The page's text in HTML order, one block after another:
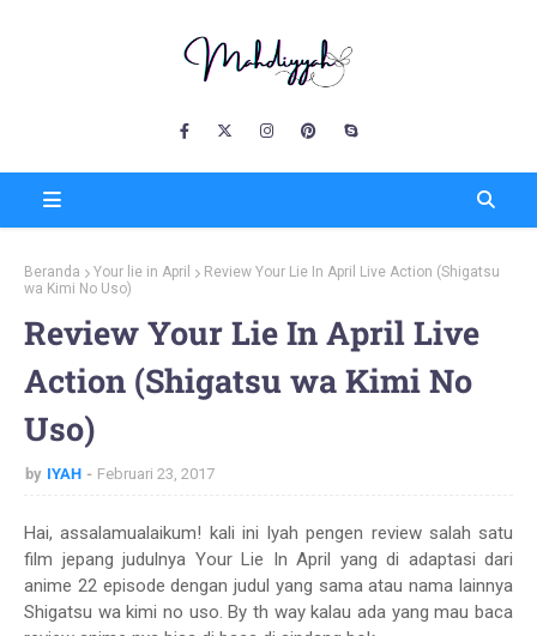
Beranda Your lie in April
Review Your Lie In April Live Action (Shigatsu
wa Kimi No Uso)
Review Your Lie In April Live
Action (Shigatsu wa Kimi No
Uso)
by IYAH Februari 23, 2017
Hai, assalamualaikum! kali ini Iyah pengen review salah satu
film jepang judulnya Your Lie In April yang di adaptasi dari
anime 22 episode dengan judul yang sama atau nama lainnya
Shigatsu wa kimi no uso. By th way kalau ada yang mau baca